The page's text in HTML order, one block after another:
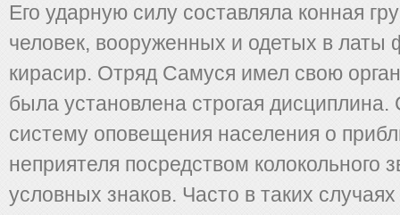
Его ударную силу составляла конная
человек, вооруженных и одетых в латы
кирасир. Отряд Самуся имел свою
была установлена строгая дисциплина.
систему оповещения населения о
неприятеля посредством колокольного
условных знаков. Часто в таких